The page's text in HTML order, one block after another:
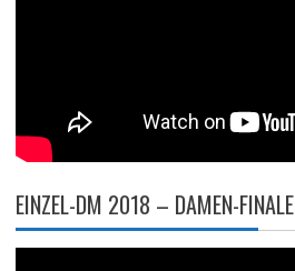
EINZEL-DM 2018 – DAMEN-FINALE